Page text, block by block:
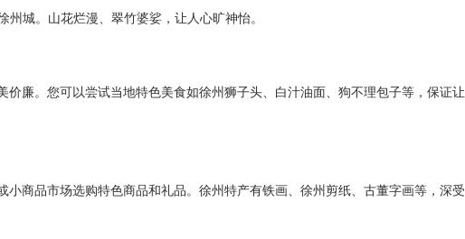
城。山花烂漫、翠竹婆娑，让人心旷神怡。
价廉。您可以尝试当地特色美食如徐州狮子头、白汁油面、狗不理包子等，保证让
小商品市场选购特色商品和礼品。徐州特产有铁画、徐州剪纸、古董字画等，深受